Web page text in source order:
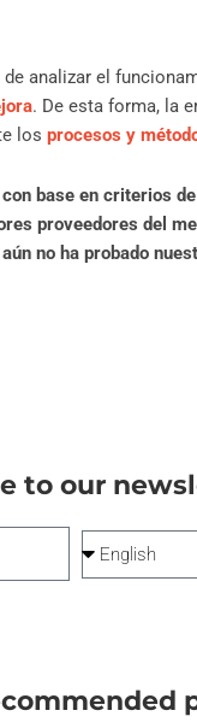
analizar el
. De esta forma, la
los procesos y
base en criterios
proveedores del
aún no ha probado
to our